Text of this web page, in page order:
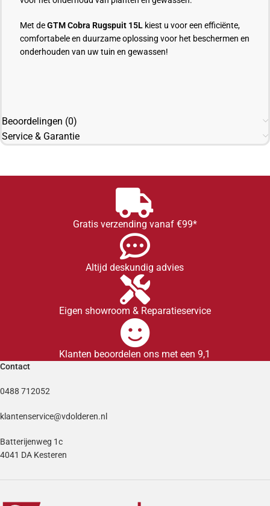
Met deGTM Cobra Rugspuit 15L kiest u voor een efficiënte,
comfortabele en duurzame oplossing voor het beschermen en
onderhouden van uw tuin en gewassen!
Beoordelingen (0)
Service & Garantie
Gratis verzending vanaf €99*
Altijd deskundig advies
Eigen showroom & Reparatieservice
Klanten beoordelen ons met een 9,1
Contact
0488 712052
klantenservice@vdolderen.nl
Batterijenweg 1c
4041 DA Kesteren